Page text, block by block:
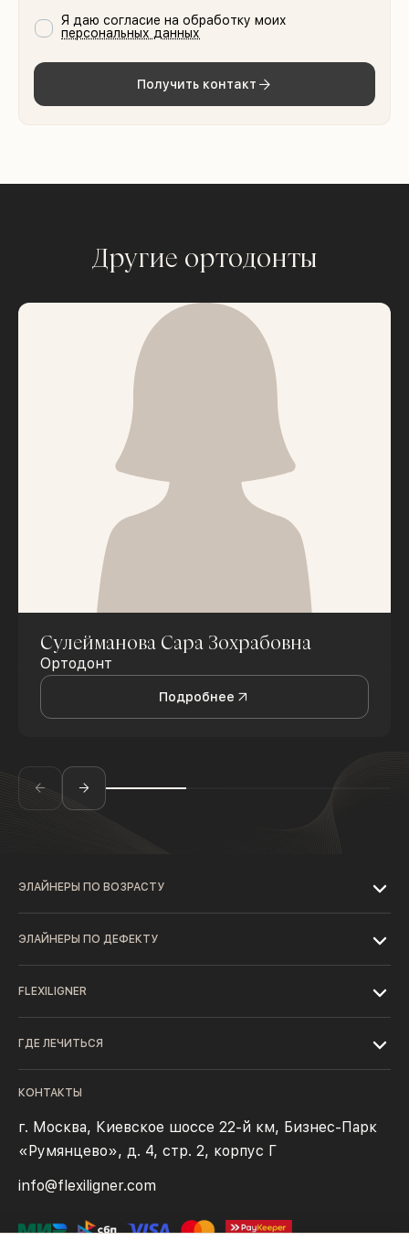
Я даю согласие на обработку моих
персональных данных
Получить контакт
Другие ортодонты
Сулейманова Сара Зохрабовна
Ортодонт
Подробнее
ЭЛАЙНЕРЫ ПО ВОЗРАСТУ
ЭЛАЙНЕРЫ ПО ДЕФЕКТУ
FLEXILIGNER
ГДЕ ЛЕЧИТЬСЯ
КОНТАКТЫ
г. Москва, Киевское шоссе 22-й км, Бизнес-Парк
«Румянцево», д. 4, стр. 2, корпус Г
info@flexiligner.com